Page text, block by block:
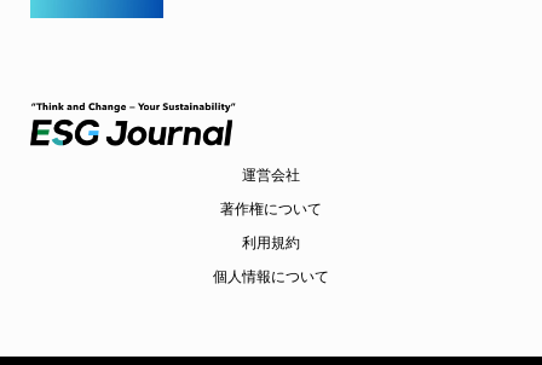
運営会社
著作権について
利用規約
個人情報について